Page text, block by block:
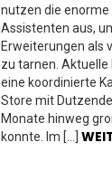
nutzen die enorme
Assistenten aus,
Erweiterungen als
zu tarnen. Aktuelle
eine koordinierte
Store mit
Monate hinweg
konnte. Im […]